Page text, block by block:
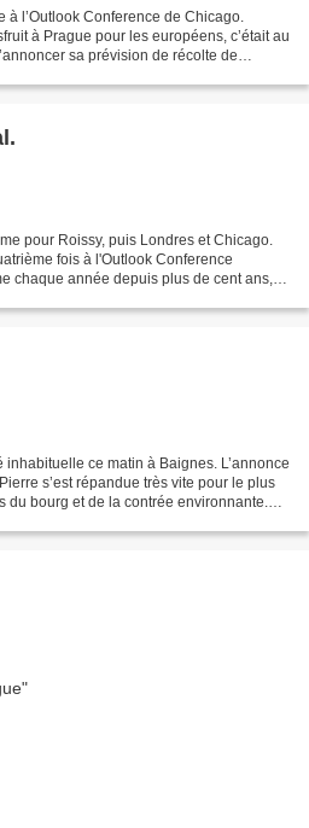
l’Outlook Conference de Chicago.
à Prague pour les européens, c’était au
sa prévision de récolte de
pour Roissy, puis Londres et Chicago.
fois à l'Outlook Conference
chaque année depuis plus de cent ans,
ce matin à Baignes. L’annonce
s’est répandue très vite pour le plus
bourg et de la contrée environnante.